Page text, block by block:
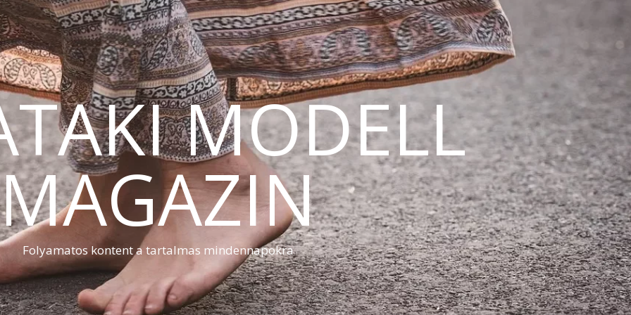
MODELL
MAGAZIN
Folyamatos kontent a tartalmas mindennapokra